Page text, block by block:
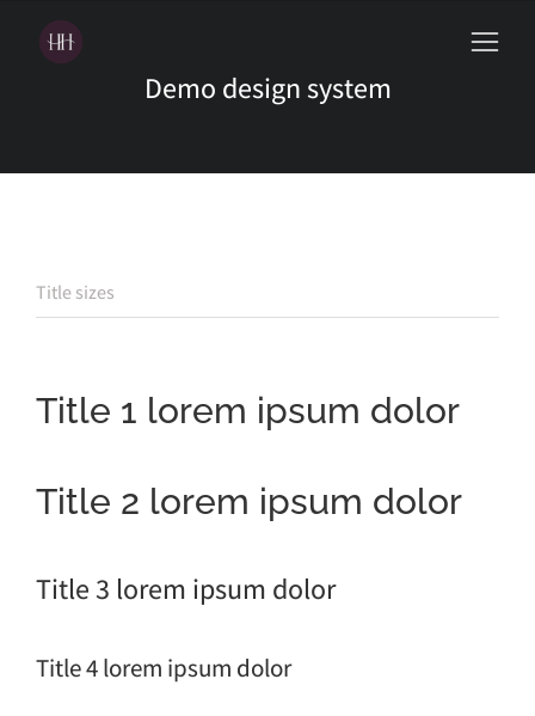
Demo design system
Title sizes
Title 1 lorem ipsum dolor
Title 2 lorem ipsum dolor
Title 3 lorem ipsum dolor
Title 4 lorem ipsum dolor